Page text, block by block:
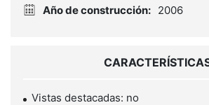
Año de construcción: 2006
Vistas destacadas: no